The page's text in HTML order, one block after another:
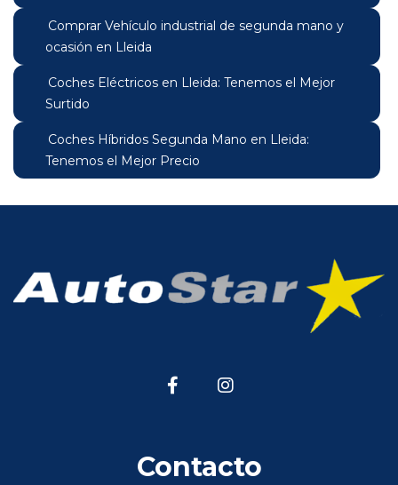
Comprar Vehículo industrial de segunda mano y
ocasión en Lleida
Coches Eléctricos en Lleida: Tenemos el Mejor
Surtido
Coches Híbridos Segunda Mano en Lleida:
Tenemos el Mejor Precio
Contacto